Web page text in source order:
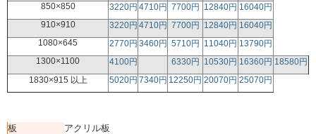
850×850
3220円 4710円 7700円 12840円 16040円
910×910
3220円 4710円 7700円 12840円 16040円
1080×645
2770円 3460円 5710円 11040円 13790円
1300×1100
4100円 6330円 10530円 16360円 18580円
1830×915 以上
5020円 7340円 12250円 20070円 25070円
板
アクリル板